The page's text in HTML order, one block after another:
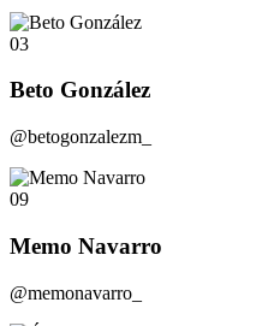
03
Beto González
@betogonzalezm_
09
Memo Navarro
@memonavarro_